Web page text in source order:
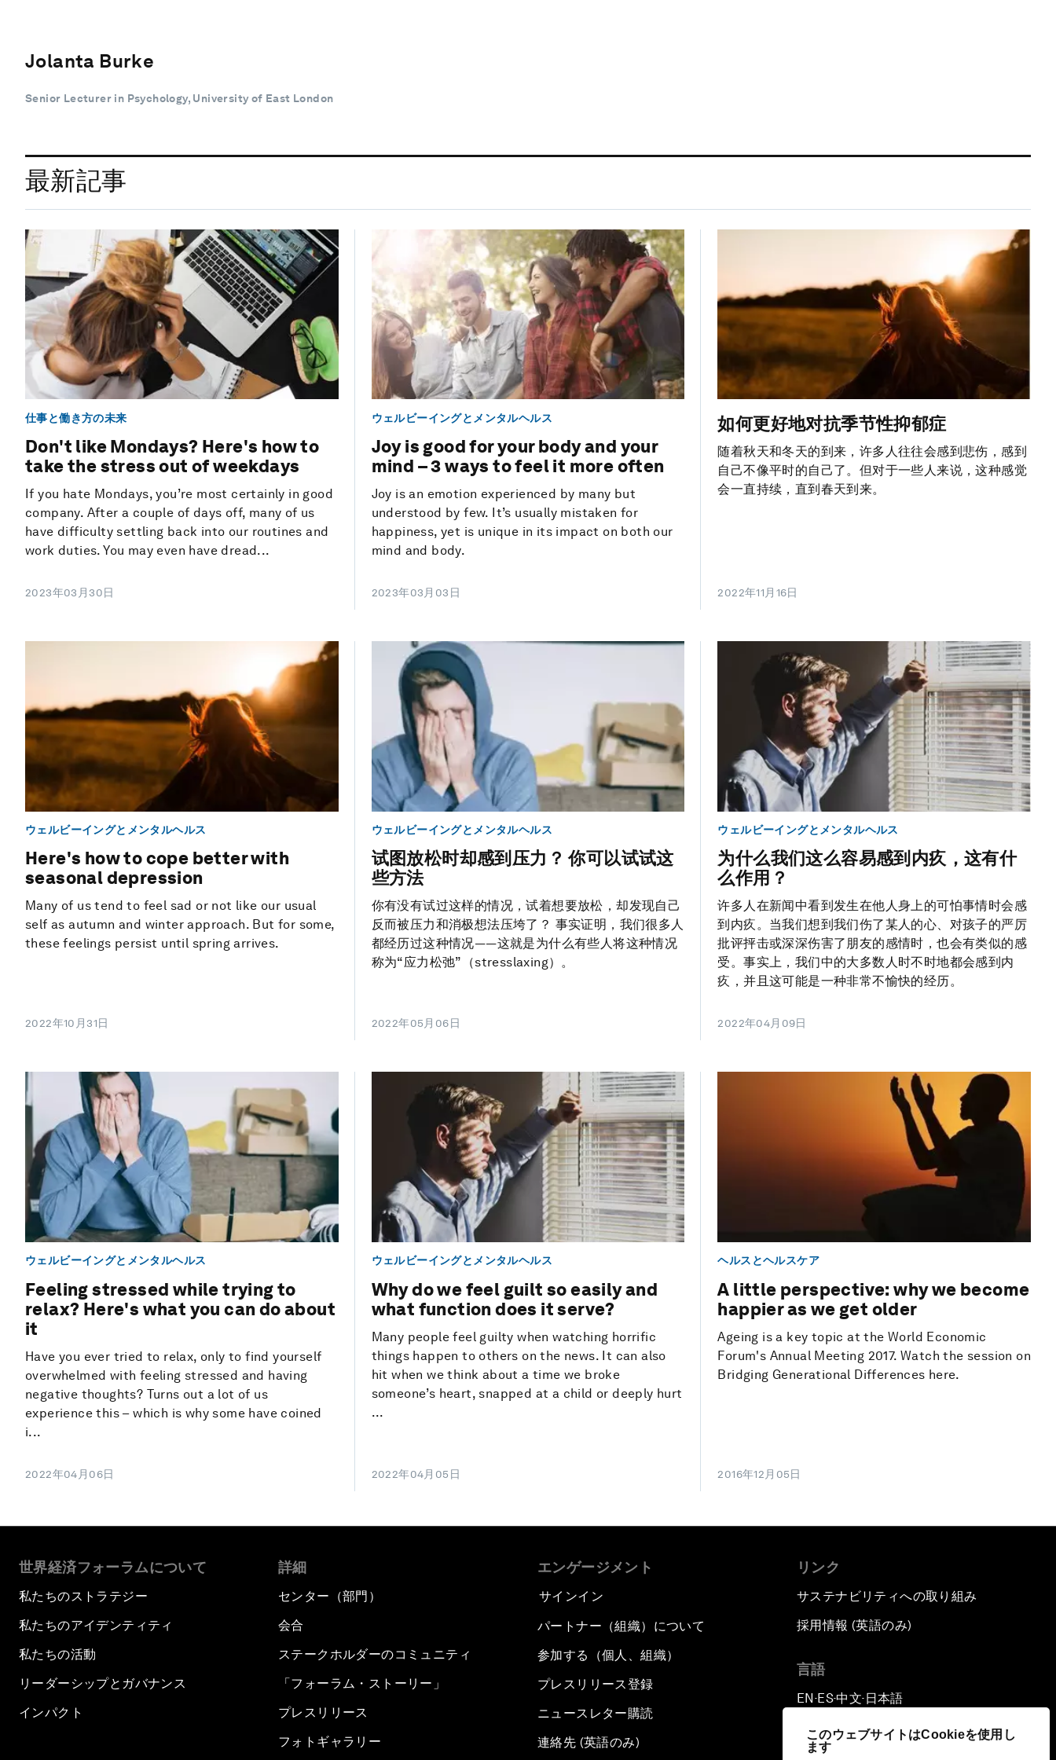
このウェブサイトはCookieを使用し
ます
Jolanta Burke
Senior Lecturer in Psychology, University of East London
最新記事
仕事と働き方の未来
Don't like Mondays? Here's how to
take the stress out of weekdays
If you hate Mondays, you’re most certainly in good
company. After a couple of days off, many of us
have difficulty settling back into our routines and
work duties. You may even have dread...
2023年03月30日
ウェルビーイングとメンタルヘルス
Joy is good for your body and your
mind – 3 ways to feel it more often
Joy is an emotion experienced by many but
understood by few. It’s usually mistaken for
happiness, yet is unique in its impact on both our
mind and body.
2023年03月03日
如何更好地对抗季节性抑郁症
随着秋天和冬天的到来，许多人往往会感到悲伤，感到
自己不像平时的自己了。但对于一些人来说，这种感觉
会一直持续，直到春天到来。
2022年11月16日
ウェルビーイングとメンタルヘルス
Here's how to cope better with
seasonal depression
Many of us tend to feel sad or not like our usual
self as autumn and winter approach. But for some,
these feelings persist until spring arrives.
2022年10月31日
ウェルビーイングとメンタルヘルス
试图放松时却感到压力？ 你可以试试这
些方法
你有没有试过这样的情况，试着想要放松，却发现自己
反而被压力和消极想法压垮了？ 事实证明，我们很多人
都经历过这种情况——这就是为什么有些人将这种情况
称为“应力松弛”（stresslaxing）。
2022年05月06日
ウェルビーイングとメンタルヘルス
为什么我们这么容易感到内疚，这有什
么作用？
许多人在新闻中看到发生在他人身上的可怕事情时会感
到内疚。当我们想到我们伤了某人的心、对孩子的严厉
批评抨击或深深伤害了朋友的感情时，也会有类似的感
受。事实上，我们中的大多数人时不时地都会感到内
疚，并且这可能是一种非常不愉快的经历。
2022年04月09日
ウェルビーイングとメンタルヘルス
Feeling stressed while trying to
relax? Here's what you can do about
it
Have you ever tried to relax, only to find yourself
overwhelmed with feeling stressed and having
negative thoughts? Turns out a lot of us
experience this – which is why some have coined
i...
2022年04月06日
ウェルビーイングとメンタルヘルス
Why do we feel guilt so easily and
what function does it serve?
Many people feel guilty when watching horrific
things happen to others on the news. It can also
hit when we think about a time we broke
someone’s heart, snapped at a child or deeply hurt
...
2022年04月05日
ヘルスとヘルスケア
A little perspective: why we become
happier as we get older
Ageing is a key topic at the World Economic
Forum's Annual Meeting 2017. Watch the session on
Bridging Generational Differences here.
2016年12月05日
世界経済フォーラムについて
私たちのストラテジー
私たちのアイデンティティ
私たちの活動
リーダーシップとガバナンス
インパクト
詳細
センター（部門）
会合
ステークホルダーのコミュニティ
「フォーラム・ストーリー」
プレスリリース
フォトギャラリー
エンゲージメント
サインイン
パートナー（組織）について
参加する（個人、組織）
プレスリリース登録
ニュースレター購読
連絡先 (英語のみ)
リンク
サステナビリティへの取り組み
採用情報 (英語のみ)
言語
EN ▪ES▪中文▪ 日本語